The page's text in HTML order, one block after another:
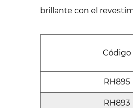
brillante con el
Código
RH895
RH893